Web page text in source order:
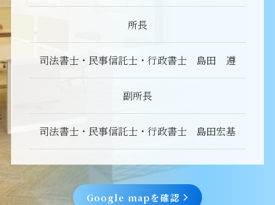
所長
司法書士・民事信託士・行政書士 島田 遵
副所長
司法書士・民事信託士・行政書士 島田宏基
Google mapを確認